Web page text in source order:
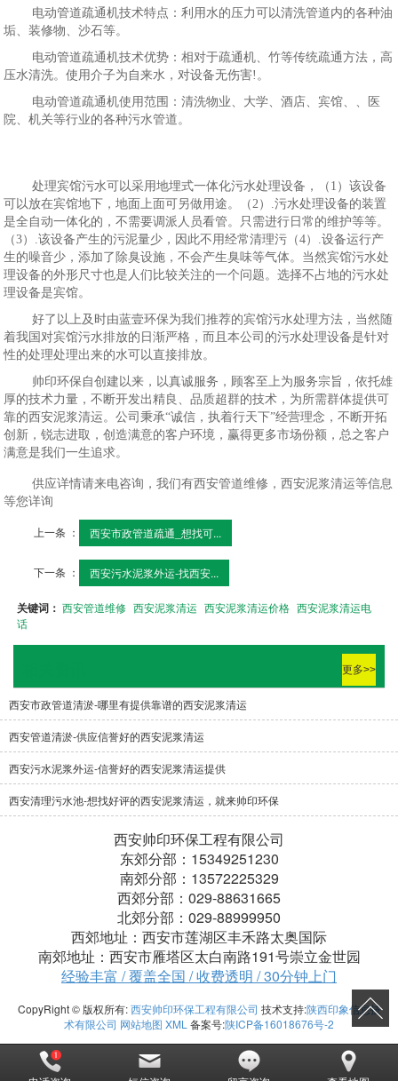
电动管道疏通机技术特点：利用水的压力可以清洗管道内的各种油
垢、装修物、沙石等。
电动管道疏通机技术优势：相对于疏通机、竹等传统疏通方法，高
压水清洗。使用介子为自来水，对设备无伤害!。
电动管道疏通机使用范围：清洗物业、大学、酒店、宾馆、、医
院、机关等行业的各种污水管道。
处理宾馆污水可以采用地埋式一体化污水处理设备，（1）该设备
可以放在宾馆地下，地面上面可另做用途。（2）.污水处理设备的装置
是全自动一体化的，不需要调派人员看管。只需进行日常的维护等等。
（3）.该设备产生的污泥量少，因此不用经常清理污（4）.设备运行产
生的噪音少，添加了除臭设施，不会产生臭味等气体。当然宾馆污水处
理设备的外形尺寸也是人们比较关注的一个问题。选择不占地的污水处
理设备是宾馆。
好了以上及时由蓝壹环保为我们推荐的宾馆污水处理方法，当然随
着我国对宾馆污水排放的日渐严格，而且本公司的污水处理设备是针对
性的处理处理出来的水可以直接排放。
帅印环保自创建以来，以真诚服务，顾客至上为服务宗旨，依托雄
厚的技术力量，不断开发出精良、品质超群的技术，为所需群体提供可
靠的西安泥浆清运。公司秉承“诚信，执着行天下”经营理念，不断开拓
创新，锐志进取，创造满意的客户环境，赢得更多市场份额，总之客户
满意是我们一生追求。
供应详情请来电咨询，我们有西安管道维修，西安泥浆清运等信息
等您详询
上一条 ： 西安市政管道疏通_想找可...
下一条 ： 西安污水泥浆外运-找西安...
关键词：西安管道维修 西安泥浆清运 西安泥浆清运价格 西安泥浆清运电
话
更多>>
西安市政管道清淤-哪里有提供靠谱的西安泥浆清运
西安管道清淤-供应信誉好的西安泥浆清运
西安污水泥浆外运-信誉好的西安泥浆清运提供
西安清理污水池-想找好评的西安泥浆清运，就来帅印环保
西安帅印环保工程有限公司
东郊分部：15349251230
南郊分部：13572225329
西郊分部：029-88631665
北郊分部：029-88999950
西郊地址：西安市莲湖区丰禾路太奥国际
南郊地址：西安市雁塔区太白南路191号崇立金世园
经验丰富 / 覆盖全国 / 收费透明 / 30分钟上门
CopyRight © 版权所有:西安帅印环保工程有限公司 技术支持:陕西印象信息技
术有限公司 网站地图 XML 备案号:陕ICP备16018676号-2